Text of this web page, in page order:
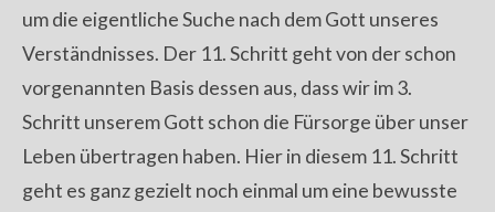
um die eigentliche Suche nach dem Gott unseres
Verständnisses. Der 11. Schritt geht von der schon
vorgenannten Basis dessen aus, dass wir im 3.
Schritt unserem Gott schon die Fürsorge über unser
Leben übertragen haben. Hier in diesem 11. Schritt
geht es ganz gezielt noch einmal um eine bewusste